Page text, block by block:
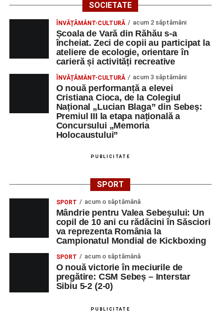
SOCIETATE
ÎNVĂȚĂMÂNT-CULTURĂ acum 2 săptămâni
Școala de Vară din Răhău s-a
încheiat. Zeci de copii au participat la
ateliere de ecologie, orientare în
carieră și activități recreative
ÎNVĂȚĂMÂNT-CULTURĂ acum 3 săptămâni
O nouă performanță a elevei
Cristiana Cioca, de la Colegiul
Național „Lucian Blaga” din Sebeș:
Premiul III la etapa națională a
Concursului „Memoria
Holocaustului”
PUBLICITATE
SPORT
SPORT acum o săptămână
Mândrie pentru Valea Sebeșului: Un
copil de 10 ani cu rădăcini în Săsciori
va reprezenta România la
Campionatul Mondial de Kickboxing
SPORT acum o săptămână
O nouă victorie în meciurile de
pregătire: CSM Sebeș – Interstar
Sibiu 5-2 (2-0)
PUBLICITATE